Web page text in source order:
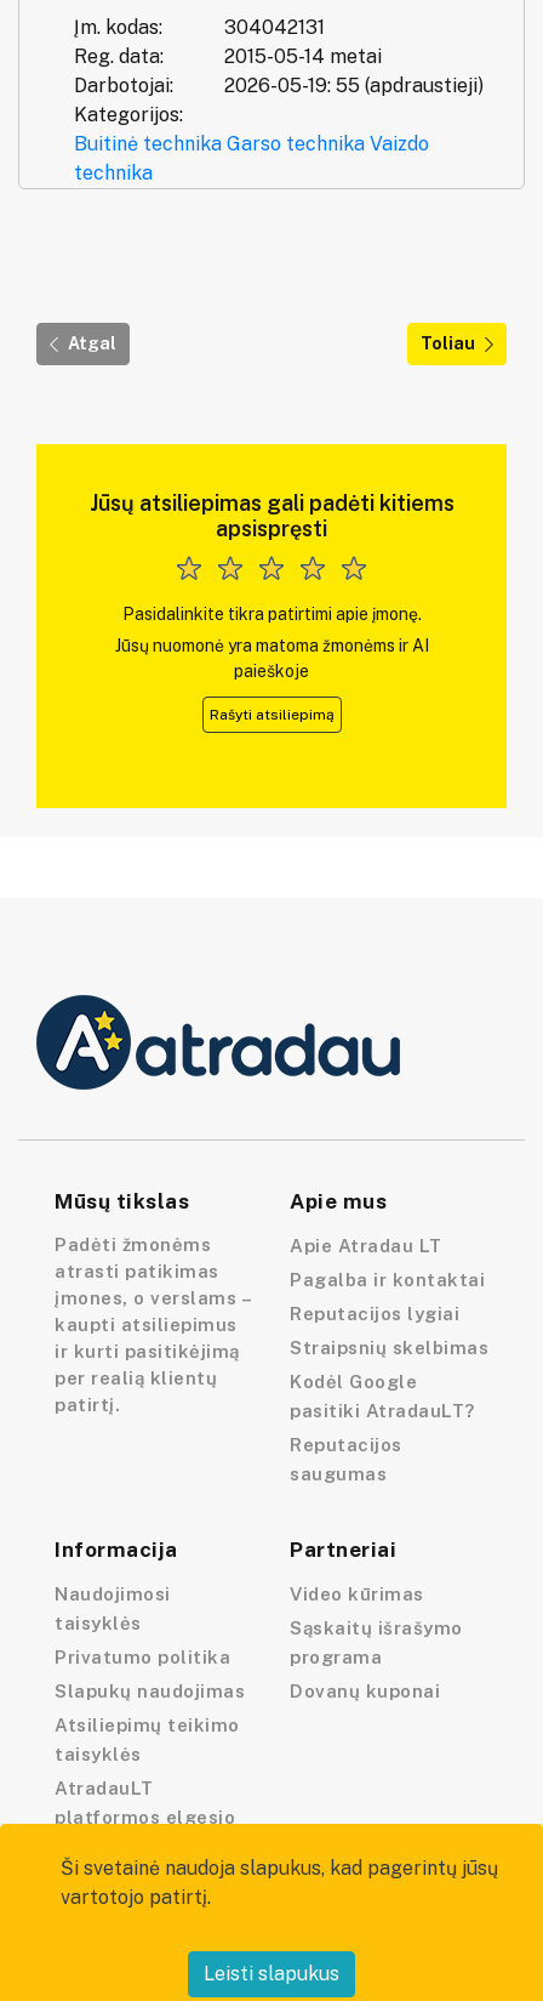
Įm. kodas:
304042131
Reg. data:
2015-05-14 metai
Darbotojai:
2026-05-19: 55 (apdraustieji)
Kategorijos:
Buitinė technika Garso technika Vaizdo
technika
Atgal Toliau
Jūsų atsiliepimas gali padėti kitiems
apsispręsti
Pasidalinkite tikra patirtimi apie įmonę.
Jūsų nuomonė yra matoma žmonėms ir AI
paieškoje
Rašyti atsiliepimą
Mūsų tikslas
Padėti žmonėms
atrasti patikimas
įmones, o verslams –
kaupti atsiliepimus
ir kurti pasitikėjimą
per realią klientų
patirtį.
Apie mus
Apie Atradau LT
Pagalba ir kontaktai
Reputacijos lygiai
Straipsnių skelbimas
Kodėl Google
pasitiki AtradauLT?
Reputacijos
saugumas
Informacija
Naudojimosi
taisyklės
Privatumo politika
Slapukų naudojimas
Atsiliepimų teikimo
taisyklės
AtradauLT
platformos elgesio
Partneriai
Video kūrimas
Sąskaitų išrašymo
programa
Dovanų kuponai
Ši svetainė naudoja slapukus, kad pagerintų jūsų
vartotojo patirtį.
Leisti slapukus